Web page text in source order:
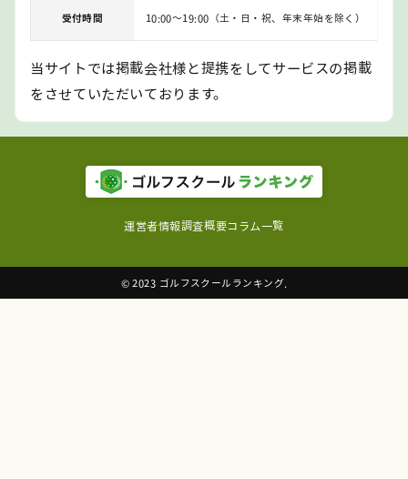
受付時間 10:00〜19:00（土・日・祝、年末年始を除く）
当サイトでは掲載会社様と提携をしてサービスの掲載
をさせていただいております。
運営者情報調査概要コラム一覧
© 2023 ゴルフスクールランキング.